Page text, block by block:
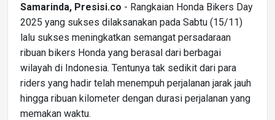
Samarinda, Presisi.co - Rangkaian Honda Bikers Day
2025 yang sukses dilaksanakan pada Sabtu (15/11)
lalu sukses meningkatkan semangat persadaraan
ribuan bikers Honda yang berasal dari berbagai
wilayah di Indonesia. Tentunya tak sedikit dari para
riders yang hadir telah menempuh perjalanan jarak jauh
hingga ribuan kilometer dengan durasi perjalanan yang
memakan waktu.